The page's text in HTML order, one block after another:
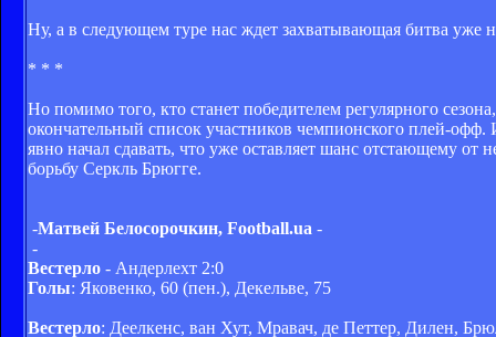
Ну, а в следующем туре нас ждет захватывающая битва уже
* * *
Но помимо того, кто станет победителем регулярного
окончательный список участников чемпионского плей-
явно начал сдавать, что уже оставляет шанс отстающему
борьбу Серкль Брюгге.
-Матвей Белосорочкин, Football.ua -
-
Вестерло - Андерлехт 2:0
Голы: Яковенко, 60 (пен.), Декельве, 75
Вестерло: Деелкенс, ван Хут, Мравач, де Петтер, Дилен,